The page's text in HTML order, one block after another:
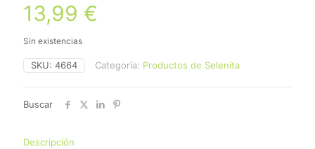
13,99 €
Sin existencias
SKU: 4664 Categoría: Productos de Selenita
Buscar
Descripción